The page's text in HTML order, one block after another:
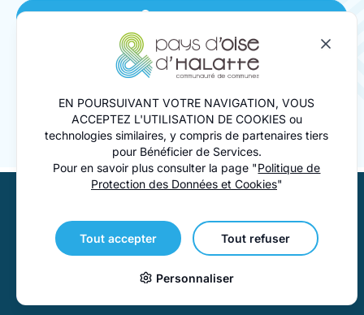
Se connecter
Nous contacter
Mentions Légales
Accessibilité
EN POURSUIVANT VOTRE NAVIGATION, VOUS
ACCEPTEZ L'UTILISATION DE COOKIES ou
technologies similaires, y compris de partenaires tiers
pour Bénéficier de Services.
Pour en savoir plus consulter la page "Politique de
Protection des Données et Cookies"
Tout accepter Tout refuser
Personnaliser